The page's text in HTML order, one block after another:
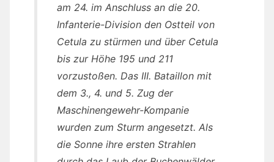
am 24. im Anschluss an die 20.
Infanterie-Division den Ostteil von
Cetula zu stürmen und über Cetula
bis zur Höhe 195 und 211
vorzustoßen. Das III. Bataillon mit
dem 3., 4. und 5. Zug der
Maschinengewehr-Kompanie
wurden zum Sturm angesetzt. Als
die Sonne ihre ersten Strahlen